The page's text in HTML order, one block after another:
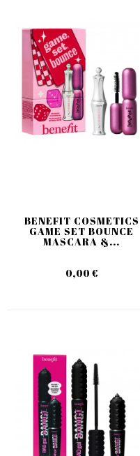
BENEFIT COSMETICS
GAME SET BOUNCE
MASCARA &...
0,00 €